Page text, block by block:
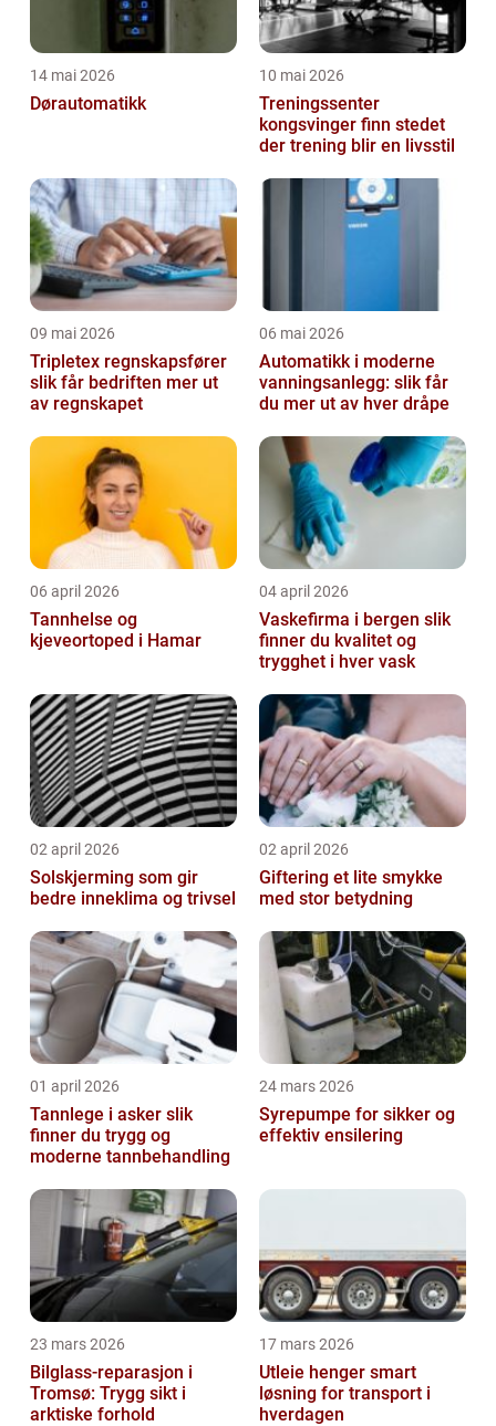
14 mai 2026
Dørautomatikk
10 mai 2026
Treningssenter
kongsvinger finn stedet
der trening blir en livsstil
09 mai 2026
Tripletex regnskapsfører
slik får bedriften mer ut
av regnskapet
06 mai 2026
Automatikk i moderne
vanningsanlegg: slik får
du mer ut av hver dråpe
06 april 2026
Tannhelse og
kjeveortoped i Hamar
04 april 2026
Vaskefirma i bergen slik
finner du kvalitet og
trygghet i hver vask
02 april 2026
Solskjerming som gir
bedre inneklima og trivsel
02 april 2026
Giftering et lite smykke
med stor betydning
01 april 2026
Tannlege i asker slik
finner du trygg og
moderne tannbehandling
24 mars 2026
Syrepumpe for sikker og
effektiv ensilering
23 mars 2026
Bilglass-reparasjon i
Tromsø: Trygg sikt i
arktiske forhold
17 mars 2026
Utleie henger smart
løsning for transport i
hverdagen